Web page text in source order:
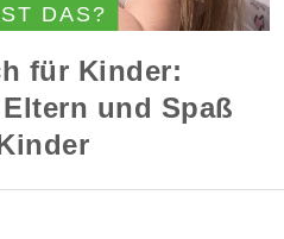
DAS?
für Kinder:
und Spaß